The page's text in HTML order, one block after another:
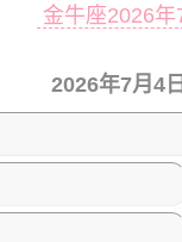
金牛座2026
2026年7月4